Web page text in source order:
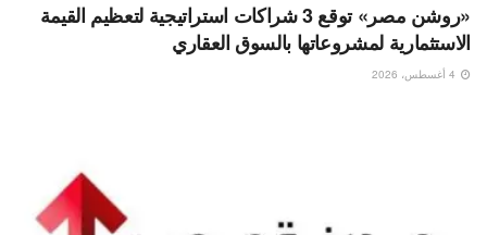
«روشن مصر» توقع 3 شراكات استراتيجية لتعظيم القيمة
الاستثمارية لمشروعاتها بالسوق العقاري